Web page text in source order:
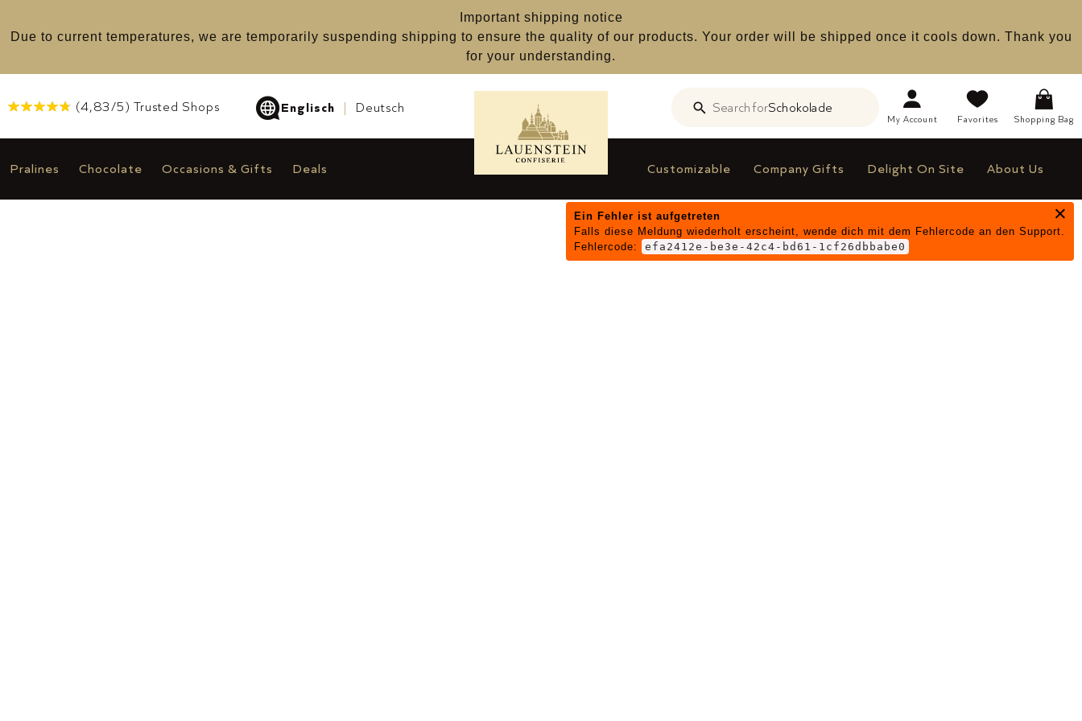
Important shipping notice
Due to current temperatures, we are temporarily suspending shipping to ensure the quality of our products. Your order will be shipped once it cools down. Thank you
for your understanding.
(4,83/5) Trusted Shops Englisch Deutsch SearchSearch forSchokolade
My Account Favorites Shopping Bag
Pralines Chocolate Occasions & Gifts Deals Customizable Company Gifts Delight On Site About Us
Homepage Lauensteiner Nut On Nut Heart
×
Ein Fehler ist aufgetreten
Falls diese Meldung wiederholt erscheint, wende dich mit dem Fehlercode an den Support.
Fehlercode:
efa2412e-be3e-42c4-bd61-1cf26dbbabe0